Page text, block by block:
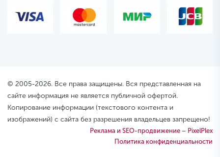
© 2005-2026. Все права защищены. Вся представленная на
сайте информация не является публичной офертой.
Копирование информации (текстового контента и
изображений) с сайта без разрешения владельцев запрещено!
Реклама и SEO-продвижение – PixelPlex
Политика конфиденциальности